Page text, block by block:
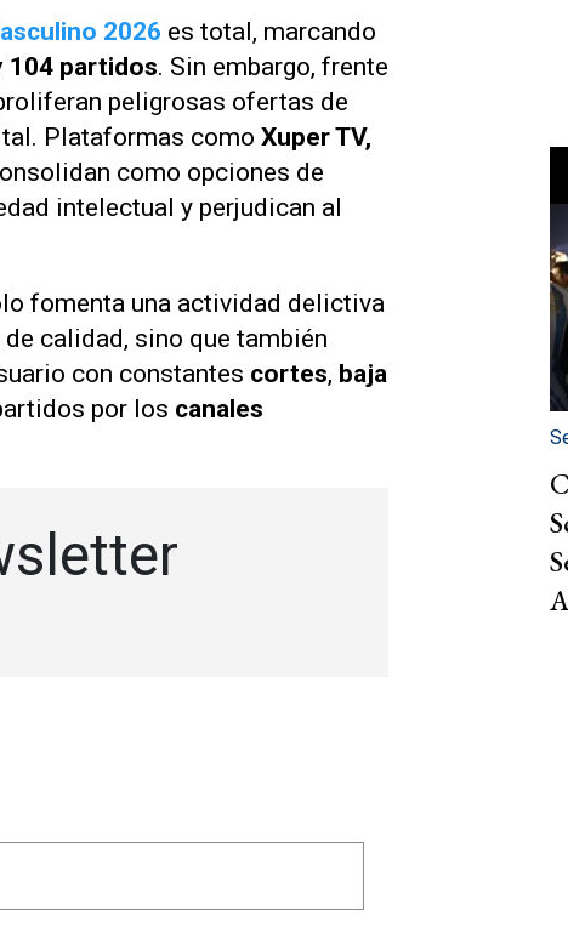
2026 es total, marcando
104 partidos. Sin embargo, frente
peligrosas ofertas de
Plataformas como Xuper TV,
como opciones de
intelectual y perjudican al
fomenta una actividad delictiva
de calidad, sino que también
con constantes cortes, baja
por los canales